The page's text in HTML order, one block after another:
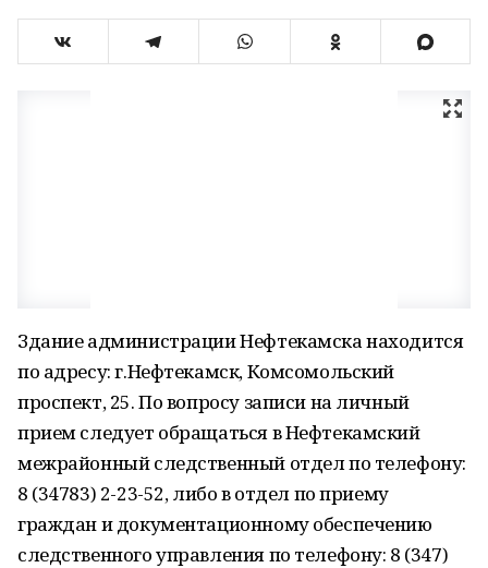
Здание администрации Нефтекамска находится
по адресу: г.Нефтекамск, Комсомольский
проспект, 25. По вопросу записи на личный
прием следует обращаться в Нефтекамский
межрайонный следственный отдел по телефону:
8 (34783) 2-23-52, либо в отдел по приему
граждан и документационному обеспечению
следственного управления по телефону: 8 (347)